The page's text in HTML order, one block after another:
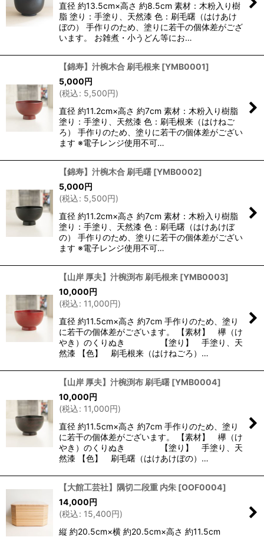
直径 約13.5cm×高さ 約8.5cm 素材：木粉入り樹
脂 塗り：手塗り、天然漆 色：刷毛曙（はけあけ
ぼの） 手作りのため、塗りに若干の個体差がござ
います。 お雑煮・小うどん等にお…
【錦寿】汁椀木合 刷毛根来 [YMB0001]
5,000円
(税込: 5,500円)
直径 約11.2cm×高さ 約7cm 素材：木粉入り樹脂
塗り：手塗り、天然漆 色：刷毛根来（はけねご
ろ） 手作りのため、塗りに若干の個体差がござい
ます ※電子レンジ使用不可…
【錦寿】汁椀木合 刷毛曙 [YMB0002]
5,000円
(税込: 5,500円)
直径 約11.2cm×高さ 約7cm 素材：木粉入り樹脂
塗り：手塗り、天然漆 色：刷毛曙（はけあけぼ
の） 手作りのため、塗りに若干の個体差がござい
ます ※電子レンジ使用不可…
【山岸 厚夫】汁椀渕布 刷毛根来 [YMB0003]
10,000円
(税込: 11,000円)
直径 約11.5cm×高さ 約7cm 手作りのため、塗り
に若干の個体差がございます。 【素材】 欅（け
やき）のくりぬき 【塗り】 手塗り、天
然漆 【色】 刷毛根来（はけねごろ）…
【山岸 厚夫】汁椀渕布 刷毛曙 [YMB0004]
10,000円
(税込: 11,000円)
直径 約11.5cm×高さ 約7cm 手作りのため、塗り
に若干の個体差がございます。 【素材】 欅（け
やき）のくりぬき 【塗り】 手塗り、天
然漆 【色】 刷毛曙（はけあけぼの）…
【大館工芸社】隅切二段重 内朱 [OOF0004]
14,000円
(税込: 15,400円)
縦 約20.5cm×横 約20.5cm×高さ 約11.5cm